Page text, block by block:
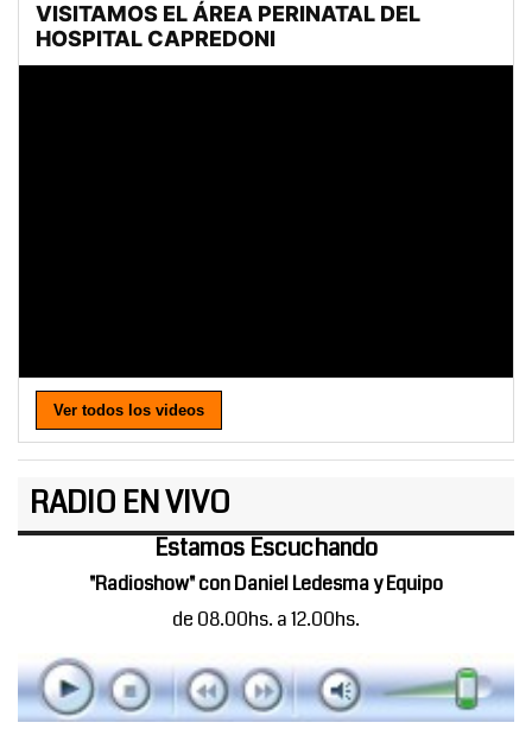
Ver todos los videos
RADIO EN VIVO
Estamos Escuchando
"Radioshow" con Daniel Ledesma y Equipo
de 08.00hs. a 12.00hs.